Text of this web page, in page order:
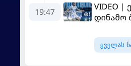
19:47
VIDEO |
დინამო
ყველას